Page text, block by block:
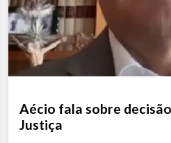
Aécio fala sobre
Justiça